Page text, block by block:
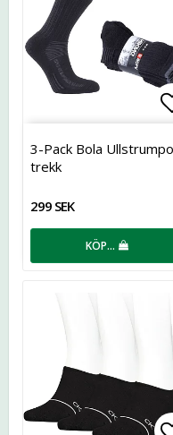
3-Pack Bola
trekk
299 SEK
KÖP…